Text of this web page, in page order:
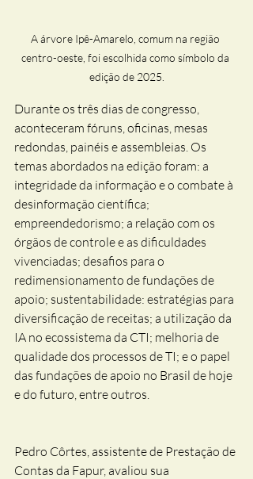
A árvore Ipê-Amarelo, comum na região
centro-oeste, foi escolhida como símbolo da
edição de 2025.
Durante os três dias de congresso,
aconteceram fóruns, oficinas, mesas
redondas, painéis e assembleias. Os
temas abordados na edição foram: a
integridade da informação e o combate à
desinformação científica;
empreendedorismo; a relação com os
órgãos de controle e as dificuldades
vivenciadas; desafios para o
redimensionamento de fundações de
apoio; sustentabilidade: estratégias para
diversificação de receitas; a utilização da
IA no ecossistema da CTI; melhoria de
qualidade dos processos de TI; e o papel
das fundações de apoio no Brasil de hoje
e do futuro, entre outros.
Pedro Côrtes, assistente de Prestação de
Contas da Fapur, avaliou sua